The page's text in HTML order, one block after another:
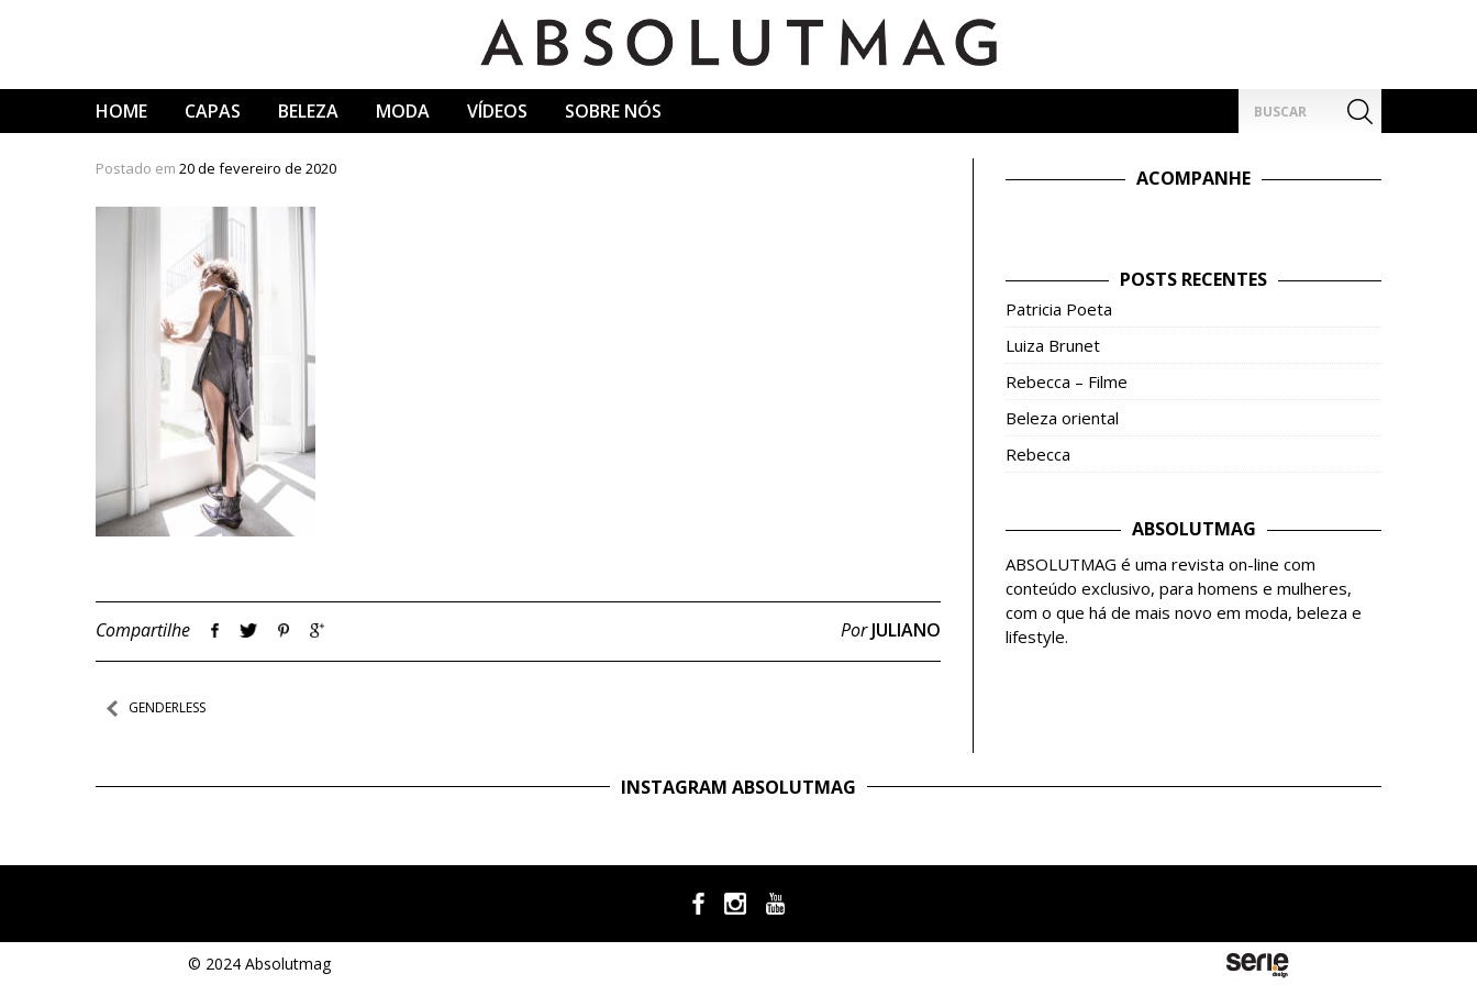
HOME CAPAS BELEZA MODA VÍDEOS SOBRE NÓS
por:
Postado em 20 de fevereiro de 2020
Compartilhe PorJULIANO
Navegação
Post
GENDERLESS
ACOMPANHE
POSTS RECENTES
Patricia Poeta
Luiza Brunet
Rebecca – Filme
Beleza oriental
Rebecca
ABSOLUTMAG
ABSOLUTMAG é uma revista on-line com
conteúdo exclusivo, para homens e mulheres,
com o que há de mais novo em moda, beleza e
lifestyle.
INSTAGRAM ABSOLUTMAG
© 2024 Absolutmag